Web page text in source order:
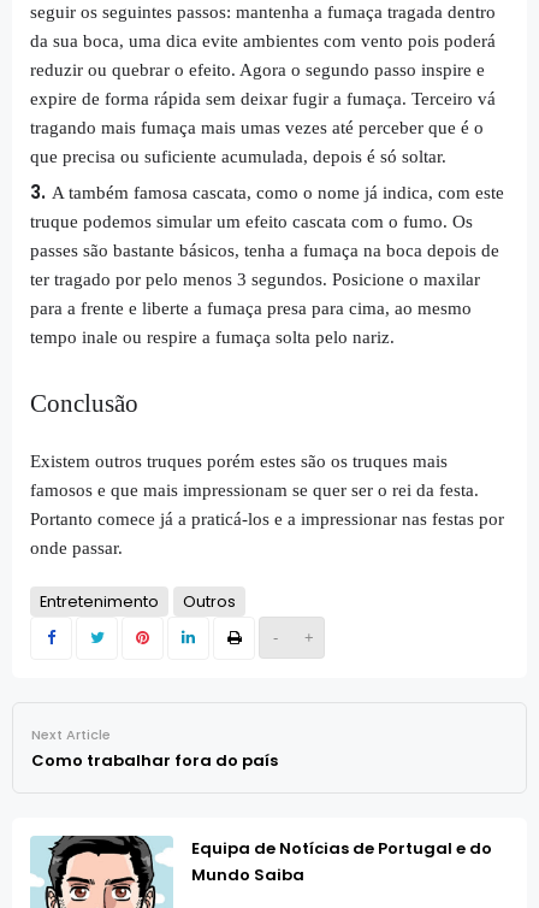
- +
seguir os seguintes passos: mantenha a fumaça tragada dentro
da sua boca, uma dica evite ambientes com vento pois poderá
reduzir ou quebrar o efeito. Agora o segundo passo inspire e
expire de forma rápida sem deixar fugir a fumaça. Terceiro vá
tragando mais fumaça mais umas vezes até perceber que é o
que precisa ou suficiente acumulada, depois é só soltar.
A também famosa cascata, como o nome já indica, com este
truque podemos simular um efeito cascata com o fumo. Os
passes são bastante básicos, tenha a fumaça na boca depois de
ter tragado por pelo menos 3 segundos. Posicione o maxilar
para a frente e liberte a fumaça presa para cima, ao mesmo
tempo inale ou respire a fumaça solta pelo nariz.
Conclusão
Existem outros truques porém estes são os truques mais
famosos e que mais impressionam se quer ser o rei da festa.
Portanto comece já a praticá-los e a impressionar nas festas por
onde passar.
Entretenimento Outros
Next Article
Como trabalhar fora do país
Equipa de Notícias de Portugal e do
Mundo Saiba